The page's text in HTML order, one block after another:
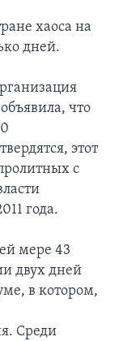
хаоса на
дней.
что
этот
с
года.
мере 43
двух дней
в котором,
Среди